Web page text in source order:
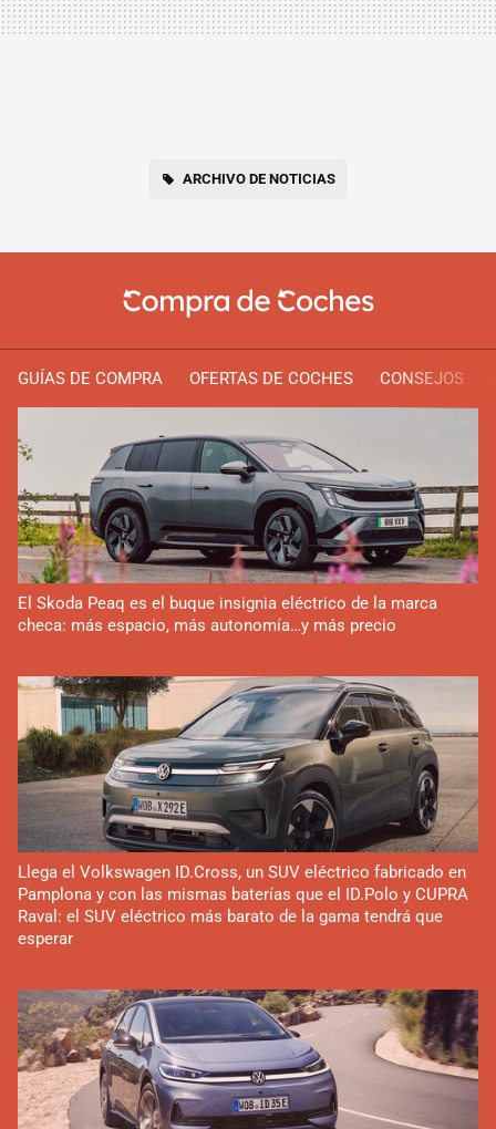
ARCHIVO DE NOTICIAS
GUÍAS DE COMPRA OFERTAS DE COCHES CONSEJOS
El Skoda Peaq es el buque insignia eléctrico de la marca
checa: más espacio, más autonomía…y más precio
Llega el Volkswagen ID.Cross, un SUV eléctrico fabricado en
Pamplona y con las mismas baterías que el ID.Polo y CUPRA
Raval: el SUV eléctrico más barato de la gama tendrá que
esperar